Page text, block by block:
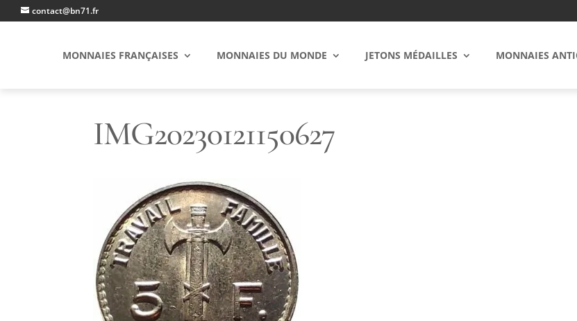
contact@bn71.fr
MONNAIES FRANÇAISES MONNAIES DU MONDE JETONS MÉDAILLES MONNAIES
IMG20230121150627